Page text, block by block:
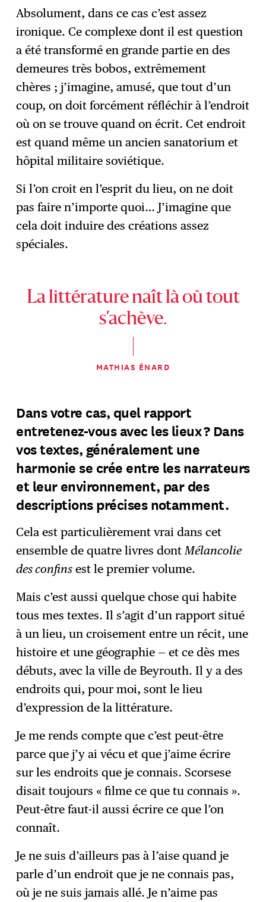
Absolument, dans ce cas c’est assez
ironique. Ce complexe dont il est question
a été transformé en grande partie en des
demeures très bobos, extrêmement
chères ; j’imagine, amusé, que tout d’un
coup, on doit forcément réfléchir à l’endroit
où on se trouve quand on écrit. Cet endroit
est quand même un ancien sanatorium et
hôpital militaire soviétique.
Si l’on croit en l’esprit du lieu, on ne doit
pas faire n’importe quoi… J’imagine que
cela doit induire des créations assez
spéciales.
La littérature naît là où tout
s’achève.
MATHIAS ÉNARD
Dans votre cas, quel rapport
entretenez-vous avec les lieux ? Dans
vos textes, généralement une
harmonie se crée entre les narrateurs
et leur environnement, par des
descriptions précises notamment.
Cela est particulièrement vrai dans cet
ensemble de quatre livres dontMélancolie
des confins est le premier volume.
Mais c’est aussi quelque chose qui habite
tous mes textes. Il s’agit d’un rapport situé
à un lieu, un croisement entre un récit, une
histoire et une géographie — et ce dès mes
débuts, avec la ville de Beyrouth. Il y a des
endroits qui, pour moi, sont le lieu
d’expression de la littérature.
Je me rends compte que c’est peut-être
parce que j’y ai vécu et que j’aime écrire
sur les endroits que je connais. Scorsese
disait toujours « filme ce que tu connais ».
Peut-être faut-il aussi écrire ce que l’on
connaît.
Je ne suis d’ailleurs pas à l’aise quand je
parle d’un endroit que je ne connais pas,
où je ne suis jamais allé. Je n’aime pas